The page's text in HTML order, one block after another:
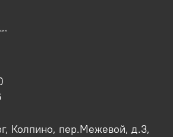
Колпино, пер.Межевой, д.3,